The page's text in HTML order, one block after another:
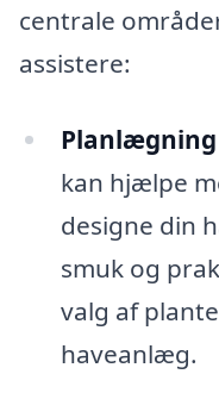
centrale
assistere:
Planlægning
kan hjælpe
designe din
smuk og
valg af
haveanlæg.